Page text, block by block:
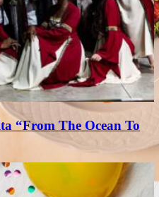
“From The Ocean To